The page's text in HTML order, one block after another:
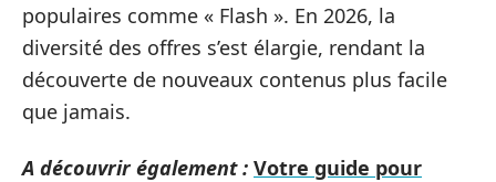
populaires comme « Flash ». En 2026, la
diversité des offres s’est élargie, rendant la
découverte de nouveaux contenus plus facile
que jamais.
A découvrir également : Votre guide pour